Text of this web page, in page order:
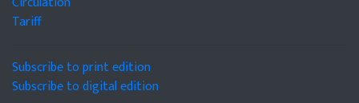
Tariff
Subscribe to print edition
Subscribe to digital edition